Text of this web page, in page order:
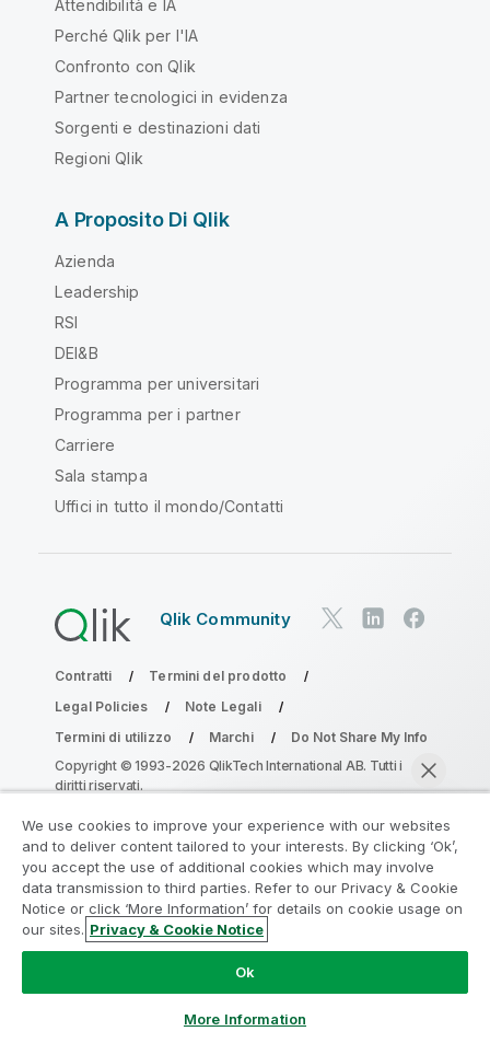
Attendibilità e IA
Perché Qlik per l'IA
Confronto con Qlik
Partner tecnologici in evidenza
Sorgenti e destinazioni dati
Regioni Qlik
A Proposito Di Qlik
Azienda
Leadership
RSI
DEI&B
Programma per universitari
Programma per i partner
Carriere
Sala stampa
Uffici in tutto il mondo/Contatti
Qlik Community
Contratti
Termini del prodotto
Legal Policies
Note Legali
Termini di utilizzo
Marchi
Do Not Share My Info
Copyright © 1993-2026 QlikTech International AB. Tutti i
diritti riservati.
Partecipa al programma Analytics
Modernization
Modernizza senza compromettere le tue preziose app
QlikView con il programma Analytics Modernization.
clic qui
ampquestions@qlik.com
We use cookies to improve your experience with our websites
and to deliver content tailored to your interests. By clicking ‘Ok’,
you accept the use of additional cookies which may involve
data transmission to third parties. Refer to our Privacy & Cookie
Notice or click ‘More Information’ for details on cookie usage on
our sites. Privacy & Cookie Notice
Ok
More Information